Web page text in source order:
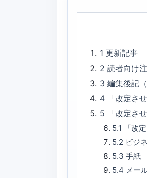
1更新記事
2読者向け
3編集後記
4
「改定さ
5
「改定さ
5.1
「改
5.2 ビジ
5.3 手紙
5.4 メー